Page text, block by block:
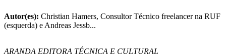
Autor(es): Christian Hamers, Consultor Técnico freelancer na RUF
(esquerda) e Andreas Jessb...
ARANDA EDITORA TÉCNICA E CULTURAL